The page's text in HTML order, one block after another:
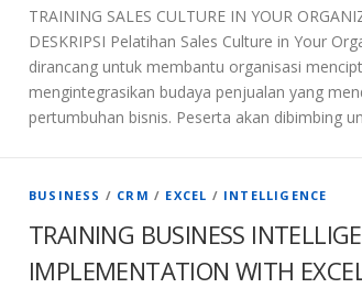
TRAINING SALES CULTURE IN YOUR
DESKRIPSI Pelatihan Sales Culture in Your
dirancang untuk membantu organisasi
mengintegrasikan budaya penjualan yang
pertumbuhan bisnis. Peserta akan dibimbing
BUSINESS / CRM / EXCEL / INTELLIGENCE
TRAINING BUSINESS
IMPLEMENTATION WITH